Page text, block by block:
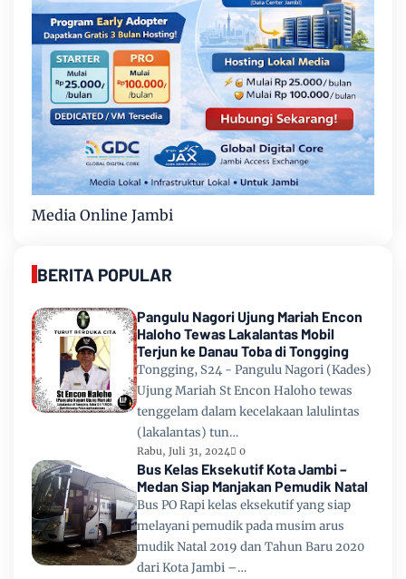
Media Online Jambi
BERITA POPULAR
Pangulu Nagori Ujung Mariah Encon
Haloho Tewas Lakalantas Mobil
Terjun ke Danau Toba di Tongging
Tongging, S24 - Pangulu Nagori (Kades)
Ujung Mariah St Encon Haloho tewas
tenggelam dalam kecelakaan lalulintas
(lakalantas) tun…
Rabu, Juli 31, 2024 0
Bus Kelas Eksekutif Kota Jambi –
Medan Siap Manjakan Pemudik Natal
Bus PO Rapi kelas eksekutif yang siap
melayani pemudik pada musim arus
mudik Natal 2019 dan Tahun Baru 2020
dari Kota Jambi –…